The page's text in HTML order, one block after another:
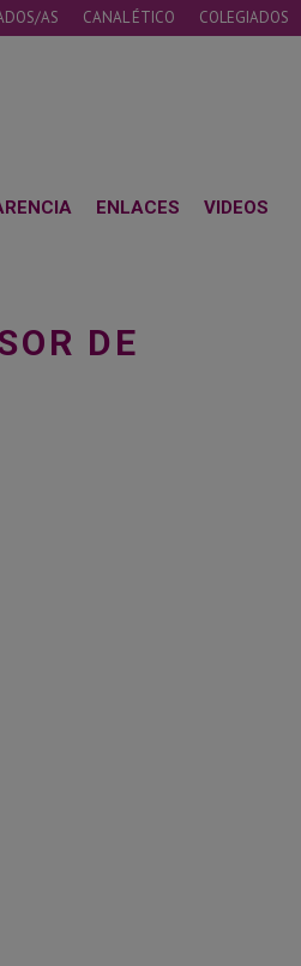
AS CANAL ÉTICO COLEGIADOS
ENLACES VIDEOS
DE